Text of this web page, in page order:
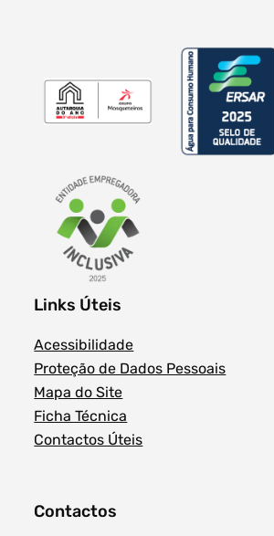
Links Úteis
Acessibilidade
Proteção de Dados Pessoais
Mapa do Site
Ficha Técnica
Contactos Úteis
Contactos